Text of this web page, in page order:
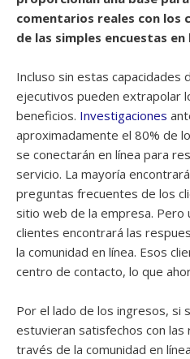
comentarios reales con los
de las simples encuestas en
Incluso sin estas capacidades
ejecutivos pueden extrapolar
beneficios. Investigaciones
aproximadamente el 80% de
se conectarán en línea para
servicio. La mayoría
preguntas frecuentes de los
sitio web de la empresa. Pero
clientes encontrará las
la comunidad en línea. Esos
centro de contacto, lo que
Por el lado de los ingresos, si
estuvieran satisfechos con
través de la comunidad en